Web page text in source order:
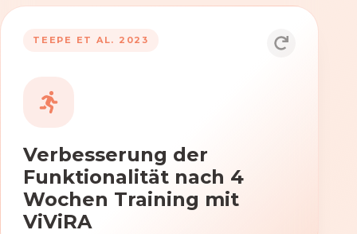
TEEPE ET AL. 2023
Verbesserung der
Funktionalität nach 4
Wochen Training mit
ViViRA
Durch die Anwendung von ViViRA
Beweglichkeit und Koordination nach